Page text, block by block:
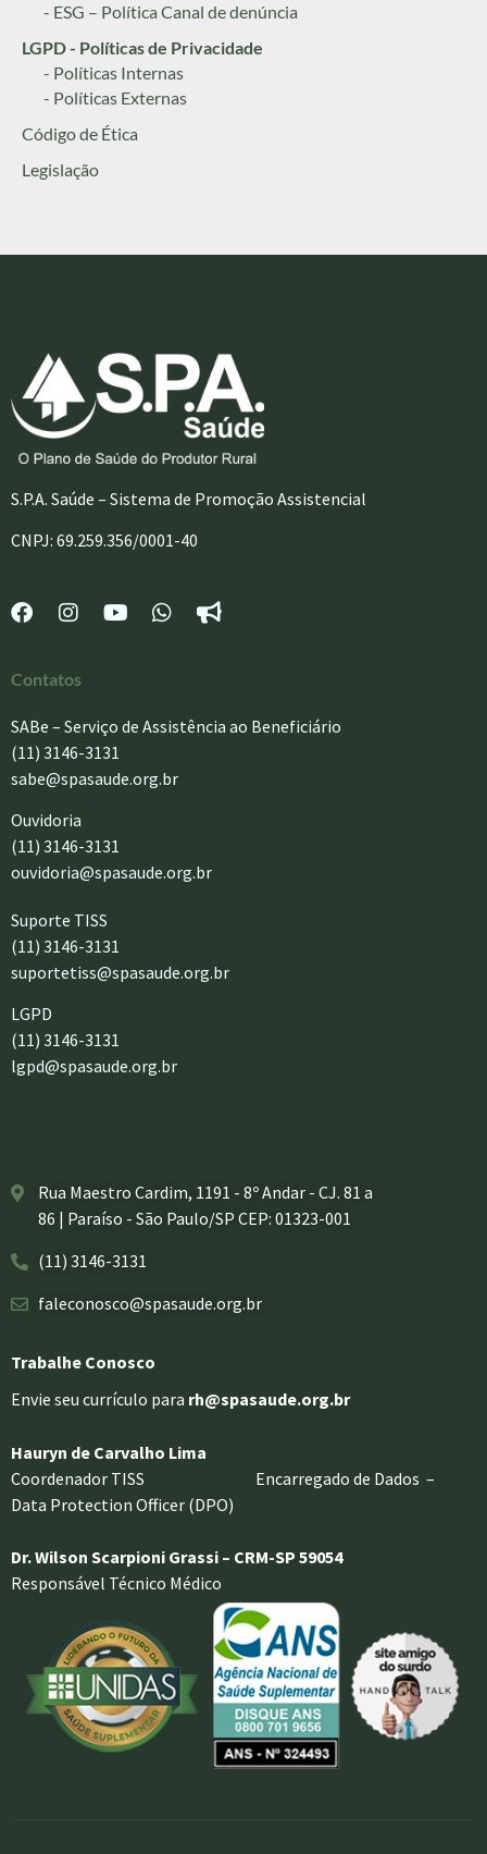
- ESG – Política Canal de denúncia
LGPD - Políticas de Privacidade
- Políticas Internas
- Políticas Externas
Código de Ética
Legislação
S.P.A. Saúde – Sistema de Promoção Assistencial
CNPJ: 69.259.356/0001-40
Contatos
SABe – Serviço de Assistência ao Beneficiário
(11) 3146-3131
sabe@spasaude.org.br
Ouvidoria
(11) 3146-3131
ouvidoria@spasaude.org.br
Suporte TISS
(11) 3146-3131
suportetiss@spasaude.org.br
LGPD
(11) 3146-3131
lgpd@spasaude.org.br
Rua Maestro Cardim, 1191 - 8º Andar - CJ. 81 a
86 | Paraíso - São Paulo/SP CEP: 01323-001
(11) 3146-3131
faleconosco@spasaude.org.br
Trabalhe Conosco
Envie seu currículo para rh@spasaude.org.br
Hauryn de Carvalho Lima
Coordenador TISS Encarregado de Dados –
Data Protection Officer (DPO)
Dr. Wilson Scarpioni Grassi – CRM-SP 59054
Responsável Técnico Médico